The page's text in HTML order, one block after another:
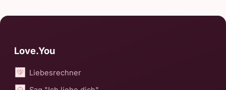
Love.You
Liebesrechner